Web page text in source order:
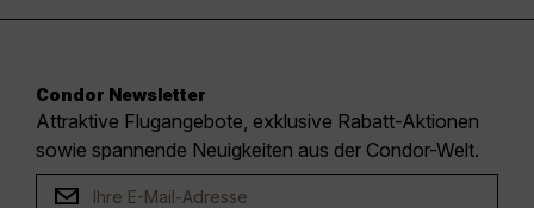
Condor Newsletter
Attraktive Flugangebote, exklusive Rabatt-Aktionen
sowie spannende Neuigkeiten aus der Condor-Welt.